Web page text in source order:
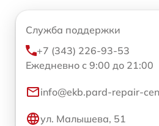
Служба поддержки
+7 (343) 226-93-53
Ежедневно с 9:00 до 21:00
info@ekb.pard-repair-
ул. Малышева, 51